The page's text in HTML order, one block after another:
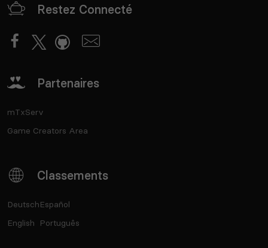
Restez Connecté
Partenaires
mTxServ
Game Creators Area
Classements
Deutsch
English
Español
Português